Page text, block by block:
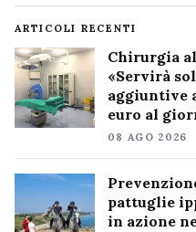
ARTICOLI RECENTI
Chirurgia
«Servirà
aggiuntive
euro al
08 AGO 2026
pattuglie
in azione